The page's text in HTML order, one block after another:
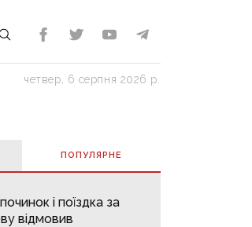
четвер, 6 серпня 2026 р.
ПОПУЛЯРНE
і поїздка за
відмовив